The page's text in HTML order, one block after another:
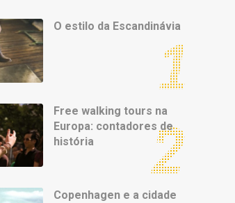
O estilo da Escandinávia
Free walking tours na
Europa: contadores de
história
Copenhagen e a cidade